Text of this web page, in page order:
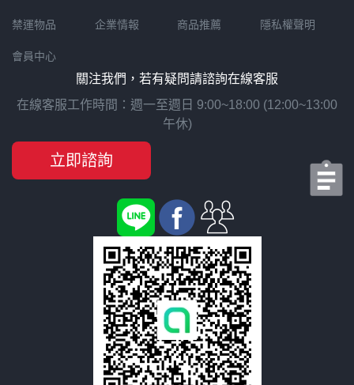
禁運物品
會員中心
企業情報 商品推薦 隱私權聲明
關注我們，若有疑問請諮詢在線客服
在線客服工作時間：週一至週日 9:00~18:00 (12:00~13:00
午休)
立即諮詢